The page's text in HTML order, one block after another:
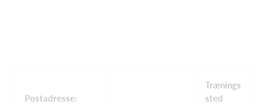
Postadresse:
Trænings
sted